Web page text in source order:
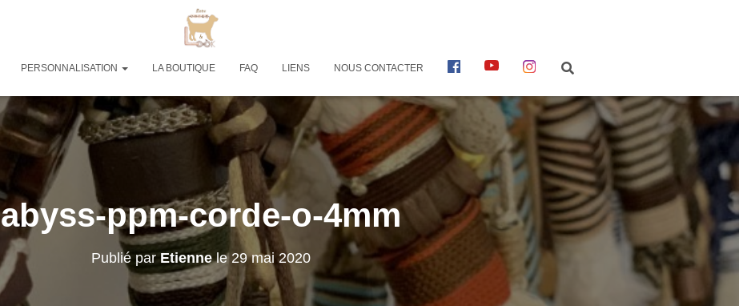
PERSONNALISATION LA BOUTIQUE FAQ LIENS NOUS CONTACTER
C
O
O
Y
U
T
B
E
I
S
T
A
G
abyss-ppm-corde-o-4mm
Publié parEtiennele 29 mai 2020